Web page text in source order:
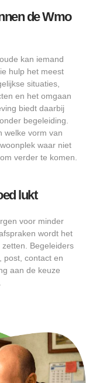
de Wmo
kan iemand
hulp het meest
situaties,
en het omgaan
biedt daarbij
begeleiding.
welke vorm van
waar niet
verder te komen.
lukt
voor minder
wordt het
Begeleiders
post, contact en
aan de keuze